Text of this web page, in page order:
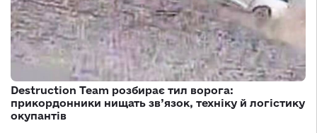
Destruction Team розбирає тил ворога:
прикордонники нищать зв’язок, техніку й логістику
окупантів